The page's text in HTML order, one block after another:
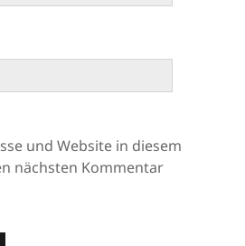
und Website in diesem
nächsten Kommentar